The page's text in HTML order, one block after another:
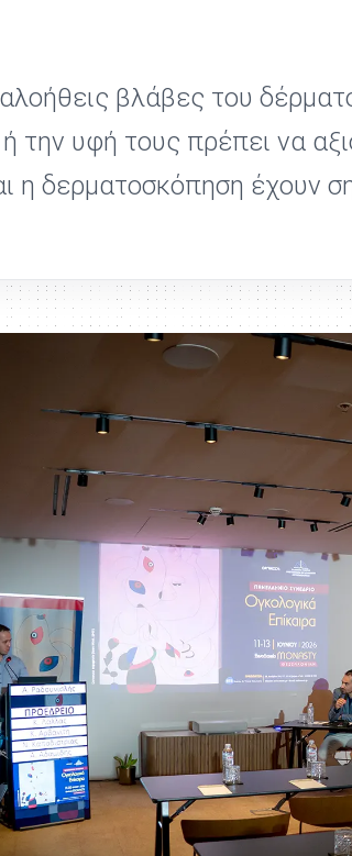
βλάβες του
υφή τους πρέπει να
η δερματοσκόπηση έχουν